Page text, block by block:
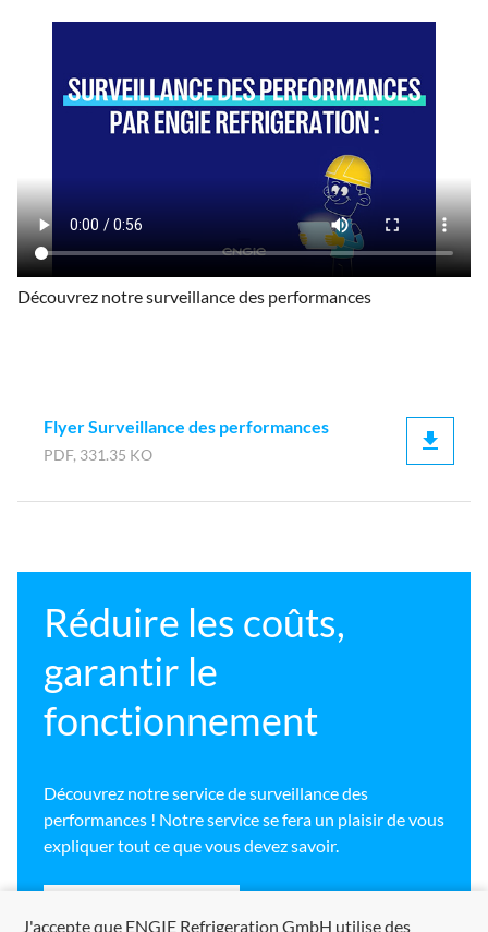
Découvrez notre surveillance des performances
Flyer Surveillance des performances
PDF, 331.35 KO
Réduire les coûts,
garantir le
fonctionnement
Découvrez notre service de surveillance des
performances ! Notre service se fera un plaisir de vous
expliquer tout ce que vous devez savoir.
J'accepte que ENGIE Refrigeration GmbH utilise des